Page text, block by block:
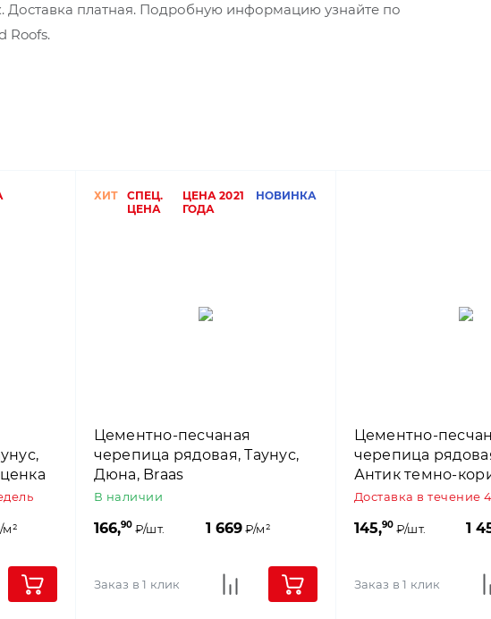
Доставка платная. Подробную информацию узнайте по
Roofs.
ХИТ
СПЕЦ.
ЦЕНА
ЦЕНА 2021
ГОДА
НОВИНКА
Цементно-песчаная
черепица рядовая, Таунус,
Дюна, Braas
В наличии
166,90₽/шт. 1 669₽/м²
Заказ в 1 клик
Цементно-
черепица
Антик темно-
Braas
Доставка в течение
145,90₽/шт. 1
Заказ в 1 клик